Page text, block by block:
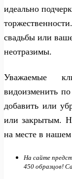
идеально
свадьбы или
неотразимы.
Уважаемые
видоизменить
добавить или
или закрытым.
на месте в
На сайте
450 образцов!